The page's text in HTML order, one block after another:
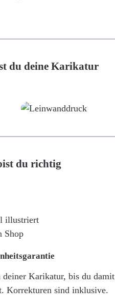
du deine Karikatur
du richtig
deiner Karikatur, bis du damit
Korrekturen sind inklusive.